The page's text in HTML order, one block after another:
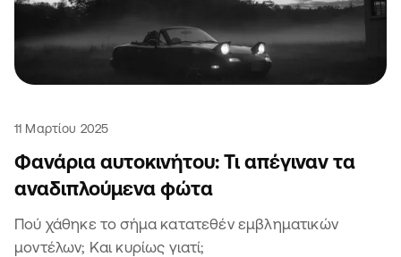
11 Μαρτίου 2025
Φανάρια αυτοκινήτου: Τι απέγιναν τα
αναδιπλούμενα φώτα
Πού χάθηκε το σήμα κατατεθέν εμβληματικών
μοντέλων; Και κυρίως γιατί;